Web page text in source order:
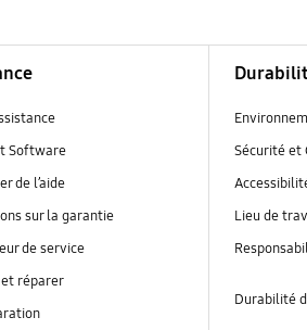
Software
de l’aide
sur la garantie
de service
réparer
Sécurité et
Lieu de
Durabilité